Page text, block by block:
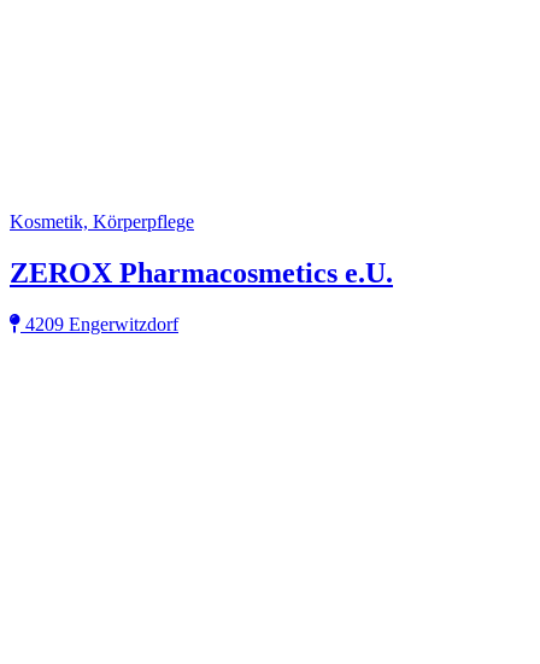
Kosmetik, Körperpflege
ZEROX Pharmacosmetics e.U.
4209 Engerwitzdorf